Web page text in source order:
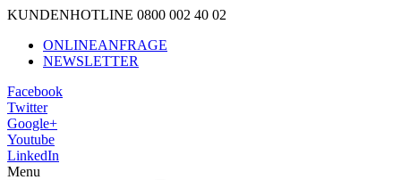
KUNDENHOTLINE 0800 002 40 02
ONLINEANFRAGE
NEWSLETTER
Facebook
Twitter
Google+
Youtube
LinkedIn
Menu